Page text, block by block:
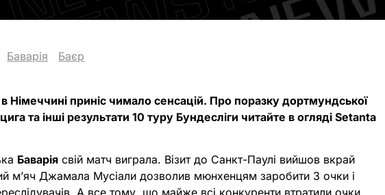
Баварія Баєр
Німеччині приніс чимало сенсацій. Про поразку дортмундської
та інші результати 10 туру Бундесліги читайте в огляді Setanta
Баварія свій матч виграла. Візит до Санкт-Паулі вийшов вкрай
мʼяч Джамала Мусіали дозволив мюнхенцям заробити 3 очки і